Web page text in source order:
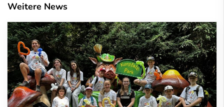
Weitere News